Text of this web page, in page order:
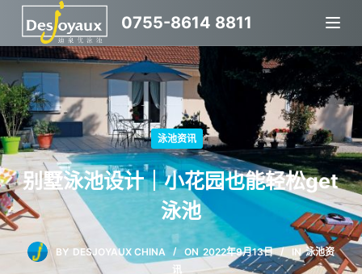
跳
过
内
容
0755-8614 8811
泳池资讯
别墅泳池设计｜小花园也能轻松get
泳池
BY DESJOYAUX CHINA ON 2022年9月13日 IN 泳池资
讯